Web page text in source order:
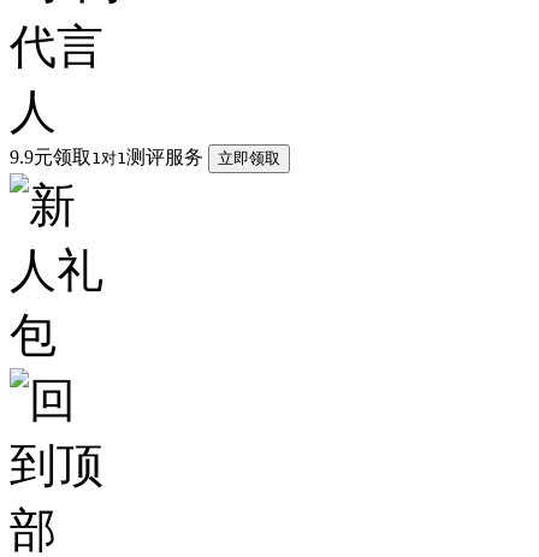
9.9元领取 1对1 测评服务 立即领取